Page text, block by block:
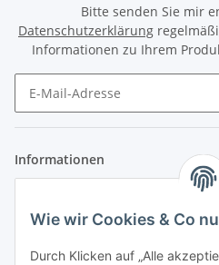
Bitte senden Sie mir
Datenschutzerklärung
Informationen zu Ihrem
Informationen
Zahlung & Versand
Wie wir Cookies & Co
Durch Klicken auf „Alle